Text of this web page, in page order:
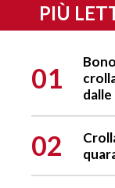
PIÙ
01
02